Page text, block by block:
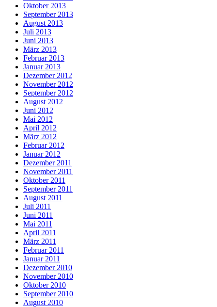
Oktober 2013
September 2013
August 2013
Juli 2013
Juni 2013
März 2013
Februar 2013
Januar 2013
Dezember 2012
November 2012
September 2012
August 2012
Juni 2012
Mai 2012
April 2012
März 2012
Februar 2012
Januar 2012
Dezember 2011
November 2011
Oktober 2011
September 2011
August 2011
Juli 2011
Juni 2011
Mai 2011
April 2011
März 2011
Februar 2011
Januar 2011
Dezember 2010
November 2010
Oktober 2010
September 2010
August 2010